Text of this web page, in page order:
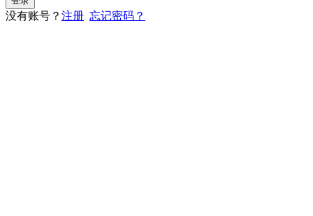
没有账号？ 注册 忘记密码？